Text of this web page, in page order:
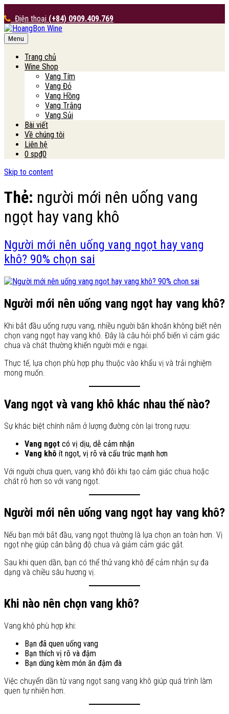
Điện thoại (+84) 0909.409.769
HoangBon Wine
Menu
Trang chủ
Wine Shop
Vang Tím
Vang Đỏ
Vang Hồng
Vang Trắng
Vang Sủi
Bài viết
Về chúng tôi
Liên hệ
0 sp₫0
Skip to content
Thẻ: người mới nên uống vang
ngọt hay vang khô
Người mới nên uống vang ngọt hay vang
khô? 90% chọn sai
Người mới nên uống vang ngọt hay vang khô?
Khi bắt đầu uống rượu vang, nhiều người băn khoăn không biết nên
chọn vang ngọt hay vang khô. Đây là câu hỏi phổ biến vì cảm giác
chua và chát thường khiến người mới e ngại.
Thực tế, lựa chọn phù hợp phụ thuộc vào khẩu vị và trải nghiệm
mong muốn.
Vang ngọt và vang khô khác nhau thế nào?
Sự khác biệt chính nằm ở lượng đường còn lại trong rượu:
Vang ngọt có vị dịu, dễ cảm nhận
Vang khô ít ngọt, vị rõ và cấu trúc mạnh hơn
Với người chưa quen, vang khô đôi khi tạo cảm giác chua hoặc
chát rõ hơn so với vang ngọt.
Người mới nên uống vang ngọt hay vang khô?
Nếu bạn mới bắt đầu, vang ngọt thường là lựa chọn an toàn hơn. Vị
ngọt nhẹ giúp cân bằng độ chua và giảm cảm giác gắt.
Sau khi quen dần, bạn có thể thử vang khô để cảm nhận sự đa
dạng và chiều sâu hương vị.
Khi nào nên chọn vang khô?
Vang khô phù hợp khi:
Bạn đã quen uống vang
Bạn thích vị rõ và đậm
Bạn dùng kèm món ăn đậm đà
Việc chuyển dần từ vang ngọt sang vang khô giúp quá trình làm
quen tự nhiên hơn.